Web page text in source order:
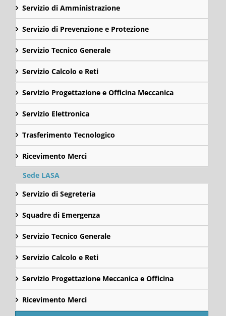
Servizio di Amministrazione
Servizio di Prevenzione e Protezione
Servizio Tecnico Generale
Servizio Calcolo e Reti
Servizio Progettazione e Officina Meccanica
Servizio Elettronica
Trasferimento Tecnologico
Ricevimento Merci
Sede LASA
Servizio di Segreteria
Squadre di Emergenza
Servizio Tecnico Generale
Servizio Calcolo e Reti
Servizio Progettazione Meccanica e Officina
Ricevimento Merci